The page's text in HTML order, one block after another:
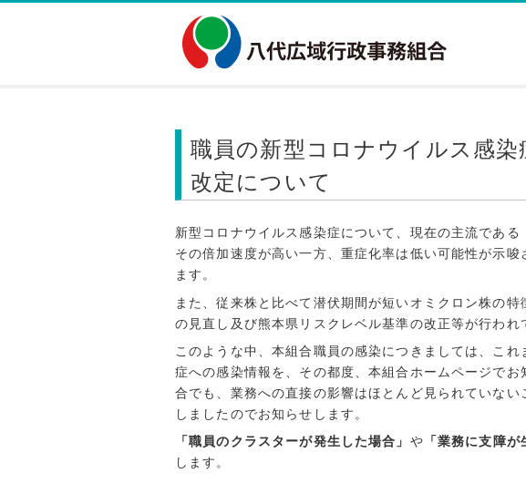
職員の新型コロナウイルス感
改定について
新型コロナウイルス感染症について、現在の主流であ
その倍加速度が高い一方、重症化率は低い可能性が示
ます。
また、従来株と比べて潜伏期間が短いオミクロン株の
の見直し及び熊本県リスクレベル基準の改正等が行われ
このような中、本組合職員の感染につきましては、こ
症への感染情報を、その都度、本組合ホームページで
合でも、業務への直接の影響はほとんど見られていな
しましたのでお知らせします。
「職員のクラスターが発生した場合」 や 「業務に支障が
します。